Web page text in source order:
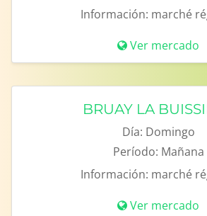
Información: marché
Ver mercado
BRUAY LA
Día: Domingo
Período: Mañana
Información: marché
Ver mercado